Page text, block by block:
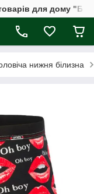
для дому
нижня білизна